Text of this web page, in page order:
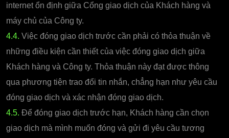
internet ổn định giữa Cổng giao dịch của Khách hàng và
máy chủ của Công ty.
4.4. Việc đóng giao dịch trước cần phải có thỏa thuận về
những điều kiện cần thiết của việc đóng giao dịch giữa
Khách hàng và Công ty. Thỏa thuận này đạt được thông
qua phương tiện trao đổi tin nhắn, chẳng hạn như yêu cầu
đóng giao dịch và xác nhận đóng giao dịch.
4.5. Để đóng giao dịch trước hạn, Khách hàng cần chọn
giao dịch mà mình muốn đóng và gửi đi yêu cầu tương